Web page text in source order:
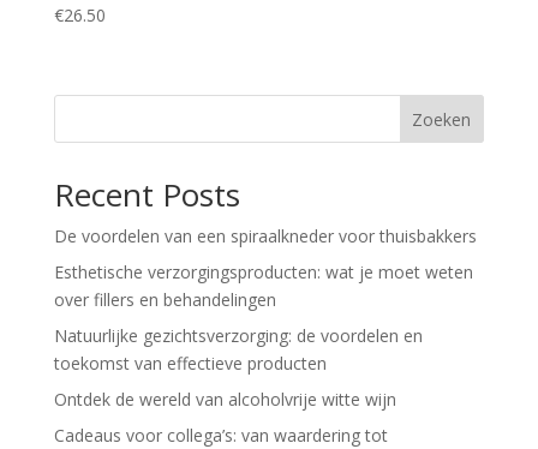
€26.50
Zoeken
Recent Posts
De voordelen van een spiraalkneder voor thuisbakkers
Esthetische verzorgingsproducten: wat je moet weten
over fillers en behandelingen
Natuurlijke gezichtsverzorging: de voordelen en
toekomst van effectieve producten
Ontdek de wereld van alcoholvrije witte wijn
Cadeaus voor collega’s: van waardering tot